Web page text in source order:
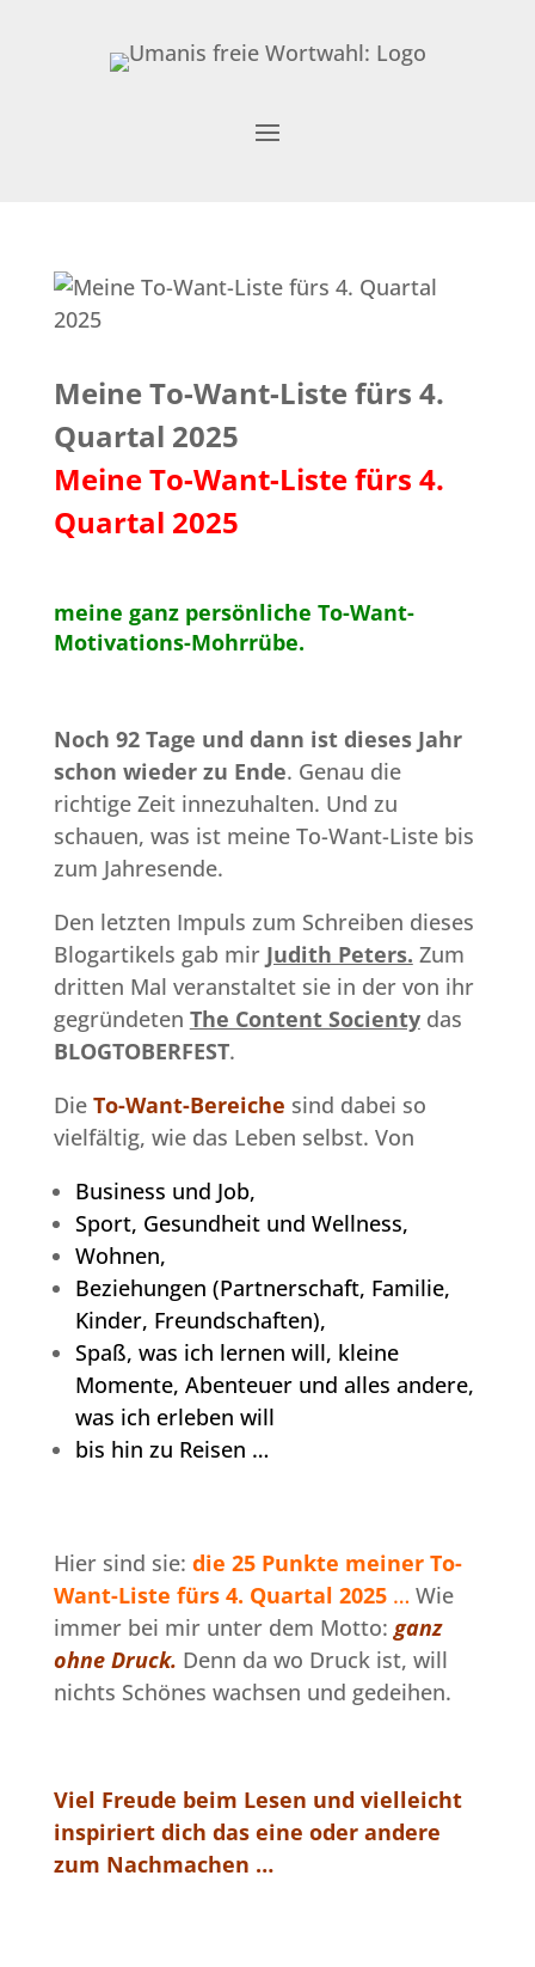
Meine To-Want-Liste fürs 4.
Quartal 2025
Meine To-Want-Liste fürs 4.
Quartal 2025
meine ganz persönliche To-Want-
Motivations-Mohrrübe.
Noch 92 Tage und dann ist dieses Jahr
schon wieder zu Ende. Genau die
richtige Zeit innezuhalten. Und zu
schauen, was ist meine To-Want-Liste bis
zum Jahresende.
Den letzten Impuls zum Schreiben dieses
Blogartikels gab mir Judith Peters. Zum
dritten Mal veranstaltet sie in der von ihr
gegründeten The Content Socientydas
BLOGTOBERFEST.
Die To-Want-Bereiche sind dabei so
vielfältig, wie das Leben selbst. Von
Business und Job,
Sport, Gesundheit und Wellness,
Wohnen,
Beziehungen (Partnerschaft, Familie,
Kinder, Freundschaften),
Spaß, was ich lernen will, kleine
Momente, Abenteuer und alles andere,
was ich erleben will
bis hin zu Reisen …
Hier sind sie: die 25 Punkte meiner To-
Want-Liste fürs 4. Quartal 2025… Wie
immer bei mir unter dem Motto: ganz
ohne Druck. Denn da wo Druck ist, will
nichts Schönes wachsen und gedeihen.
Viel Freude beim Lesen und vielleicht
inspiriert dich das eine oder andere
zum Nachmachen …